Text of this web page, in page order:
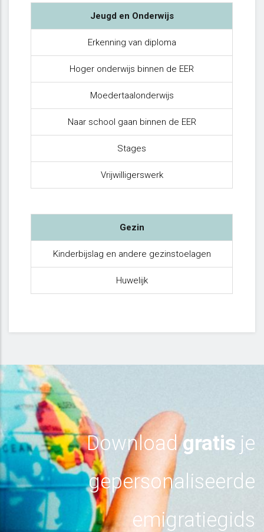
Jeugd en Onderwijs
Erkenning van diploma
Hoger onderwijs binnen de EER
Moedertaalonderwijs
Naar school gaan binnen de EER
Stages
Vrijwilligerswerk
Gezin
Kinderbijslag en andere gezinstoelagen
Huwelijk
Download gratis je
gepersonaliseerde
emigratiegids